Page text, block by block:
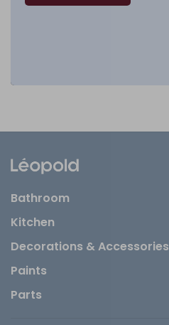
Bathroom
Kitchen
Decorations & Accessories
Paints
Parts